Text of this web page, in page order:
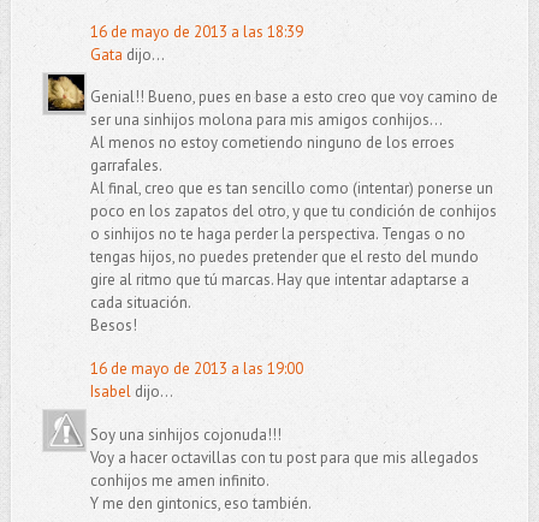
16 de mayo de 2013 a las 18:39
Gata dijo...
Genial!! Bueno, pues en base a esto creo que voy camino de
ser una sinhijos molona para mis amigos conhijos...
Al menos no estoy cometiendo ninguno de los erroes
garrafales.
Al final, creo que es tan sencillo como (intentar) ponerse un
poco en los zapatos del otro, y que tu condición de conhijos
o sinhijos no te haga perder la perspectiva. Tengas o no
tengas hijos, no puedes pretender que el resto del mundo
gire al ritmo que tú marcas. Hay que intentar adaptarse a
cada situación.
Besos!
16 de mayo de 2013 a las 19:00
Isabeldijo...
Soy una sinhijos cojonuda!!!
Voy a hacer octavillas con tu post para que mis allegados
conhijos me amen infinito.
Y me den gintonics, eso también.